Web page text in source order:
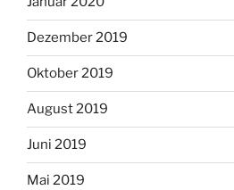
Dezember 2019
Oktober 2019
August 2019
Juni 2019
Mai 2019